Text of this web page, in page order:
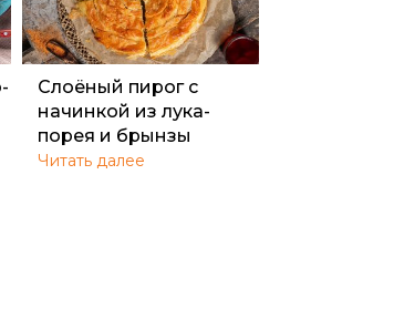
Слоёный пирог с
начинкой из лука-
порея и брынзы
Читать далее